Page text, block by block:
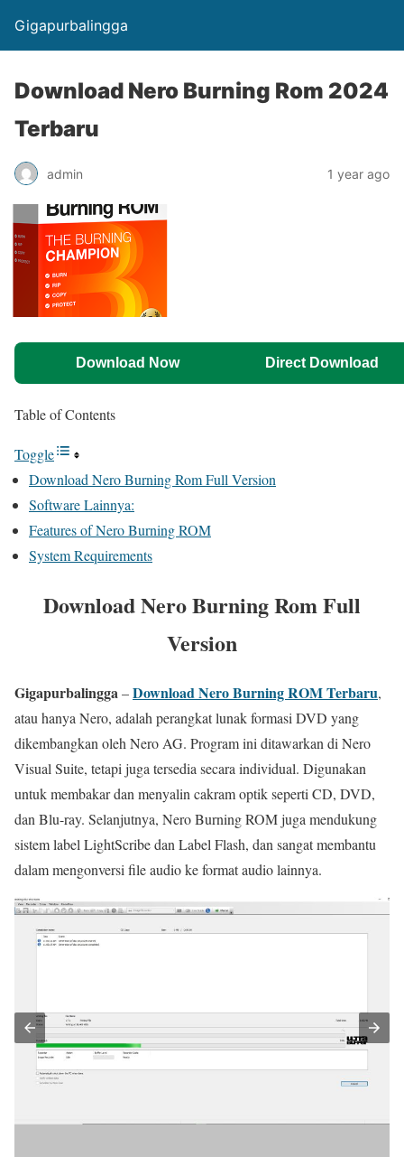
Gigapurbalingga
Download Nero Burning Rom 2024
Terbaru
admin 1 year ago
Download Now Direct Download
Table of Contents
Toggle
Download Nero Burning Rom Full Version
Software Lainnya:
Features of Nero Burning ROM
System Requirements
Download Nero Burning Rom Full
Version
Gigapurbalingga–Download Nero Burning ROMTerbaru,
atau hanya Nero, adalah perangkat lunak formasi DVD yang
dikembangkan oleh Nero AG. Program ini ditawarkan di Nero
Visual Suite, tetapi juga tersedia secara individual. Digunakan
untuk membakar dan menyalin cakram optik seperti CD, DVD,
dan Blu-ray. Selanjutnya, Nero Burning ROM juga mendukung
sistem label LightScribe dan Label Flash, dan sangat membantu
dalam mengonversi file audio ke format audio lainnya.